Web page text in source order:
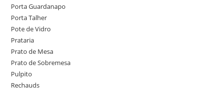
Porta Guardanapo
Porta Talher
Pote de Vidro
Prataria
Prato de Mesa
Prato de Sobremesa
Pulpito
Rechauds